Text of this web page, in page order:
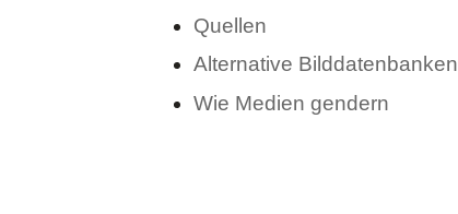
Quellen
Alternative Bilddatenbanken
Wie Medien gendern